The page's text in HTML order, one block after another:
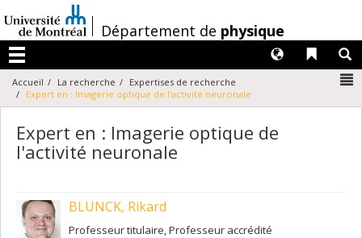
au
contenu
/Département de physique
Menu
Liens
Langues
Accueil La recherche
Expertises de recherche
Expert en : Imagerie optique de l'activité neuronale
Expert en : Imagerie optique de
l'activité neuronale
BLUNCK, Rikard
Professeur titulaire, Professeur accrédité